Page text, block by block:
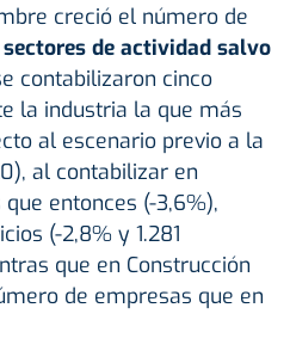
creció el número de
de actividad salvo
contabilizaron cinco
la industria la que más
al escenario previo a la
al contabilizar en
entonces (-3,6%),
(-2,8% y 1.281
que en Construcción
de empresas que en